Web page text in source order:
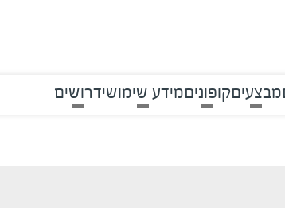
מבצעיםקופוניםמידע שימושידרושים